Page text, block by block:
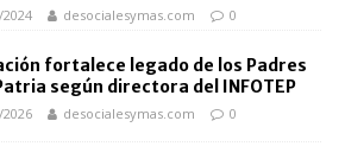
desocialesymas.com 0
fortalece legado de los Padres
según directora del INFOTEP
desocialesymas.com 0